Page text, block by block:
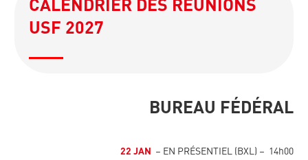
CALENDRIER DES RÉUNIONS
USF 2027
BUREAU FÉDÉRAL
22 JAN – EN PRÉSENTIEL (BXL) – 14h00